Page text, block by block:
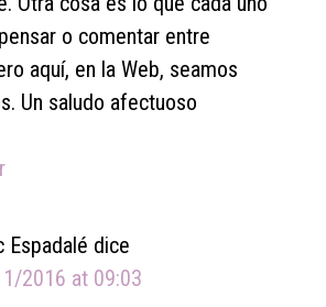
o comentar entre
aquí, en la Web, seamos
Un saludo afectuoso
Espadalé dice
2016 at 09:03